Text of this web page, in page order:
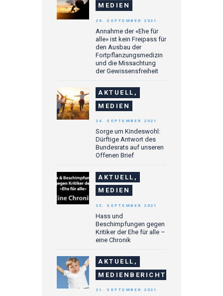
MEDIEN
Annahme der «Ehe für
alle» ist kein Freipass für
den Ausbau der
Fortpflanzungsmedizin
und die Missachtung
der Gewissensfreiheit
26. SEPTEMBER 2021
AKTUELL,
MEDIEN
Sorge um Kindeswohl:
Dürftige Antwort des
Bundesrats auf unseren
Offenen Brief
24. SEPTEMBER 2021
AKTUELL,
MEDIEN
Hass und
Beschimpfungen gegen
Kritiker der Ehe für alle –
eine Chronik
23. SEPTEMBER 2021
AKTUELL,
MEDIENBERICHTE
21. SEPTEMBER 2021